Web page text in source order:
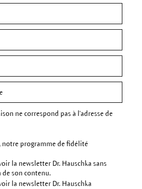
ne correspond pas à l'adresse de
notre programme de fidélité
la newsletter Dr. Hauschka sans
son contenu.
la newsletter Dr. Hauschka